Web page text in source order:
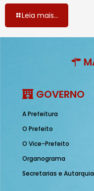
Leia mais...
GOVERNO
A Prefeitura
O Prefeito
O Vice-Prefeito
Organograma
Secretarias e